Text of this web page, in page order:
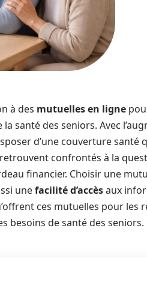
à des mutuelles en ligne
santé des seniors. Avec
d’une couverture santé
confrontés à la
financier. Choisir une
unefacilité d’accèsaux
ces mutuelles pour les
besoins de santé des seniors.